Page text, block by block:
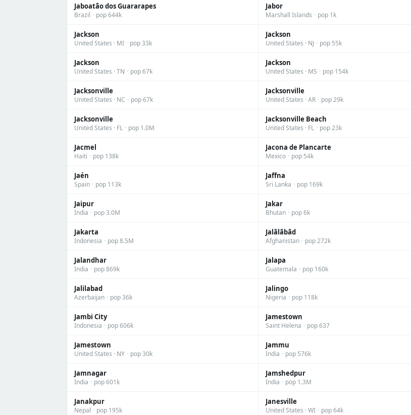
Jaboatão dos Guararapes
Brazil · pop 644k
Jabor
Marshall Islands · pop 1k
Jackson
United States · MI · pop 33k
Jackson
United States · NJ · pop 55k
Jackson
United States · TN · pop 67k
Jackson
United States · MS · pop 154k
Jacksonville
United States · NC · pop 67k
Jacksonville
United States · AR · pop 29k
Jacksonville
United States · FL · pop 1.0M
Jacksonville Beach
United States · FL · pop 23k
Jacmel
Haiti · pop 138k
Jacona de Plancarte
Mexico · pop 54k
Jaén
Spain · pop 113k
Jaffna
Sri Lanka · pop 169k
Jaipur
India · pop 3.0M
Jakar
Bhutan · pop 6k
Jakarta
Indonesia · pop 8.5M
Jalālābād
Afghanistan · pop 272k
Jalandhar
India · pop 869k
Jalapa
Guatemala · pop 160k
Jalilabad
Azerbaijan · pop 36k
Jalingo
Nigeria · pop 118k
Jambi City
Indonesia · pop 606k
Jamestown
Saint Helena · pop 637
Jamestown
United States · NY · pop 30k
Jammu
India · pop 576k
Jamnagar
India · pop 601k
Jamshedpur
India · pop 1.3M
Janakpur
Nepal · pop 195k
Janesville
United States · WI · pop 64k